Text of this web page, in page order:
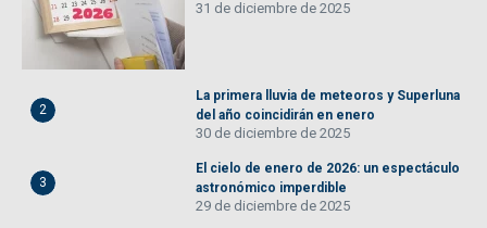
31 de diciembre de 2025
2
La primera lluvia de meteoros y Superluna
del año coincidirán en enero
30 de diciembre de 2025
3
El cielo de enero de 2026: un espectáculo
astronómico imperdible
29 de diciembre de 2025